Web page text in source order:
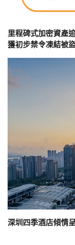
里程碑式加密資產
獲初步禁令凍結被
深圳四季酒店傾情